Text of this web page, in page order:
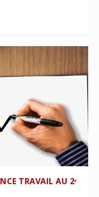
TRAVAIL AU 2ᵉ